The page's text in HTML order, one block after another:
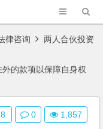
律咨询 两人合伙投资
的款项以保障自身权
0 1,857